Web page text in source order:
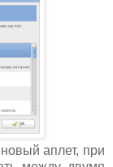
аплет, при